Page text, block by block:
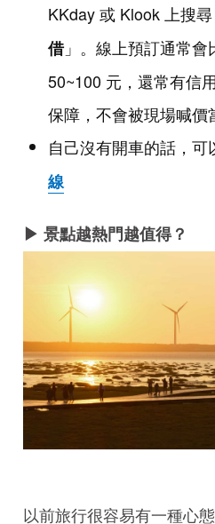
KKday 或 Klook 上搜
借」。線上預訂通常會
50~100 元，還常有信
保障，不會被現場喊價
自己沒有開車的話，可
線
▶ 景點越熱門越值得？
以前旅行很容易有一種心